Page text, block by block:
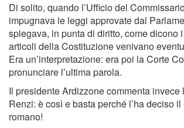
Di solito, quando l’Ufficio del
impugnava le leggi approvate dal
spiegava, in punta di diritto, come dicono
articoli della Costituzione venivano
Era un’interpretazione: era poi la Corte
pronunciare l’ultima parola.
Il presidente Ardizzone commenta
Renzi: è così e basta perché l’ha deciso
romano!